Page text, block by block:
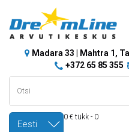
Madara 33 | Mahtra 1,
+372 65 85 355
Eesti
0 € tükk - 0